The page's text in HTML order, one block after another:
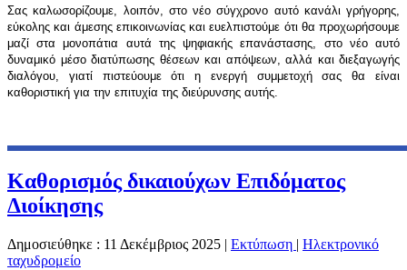
Σας καλωσορίζουμε, λοιπόν, στο νέο σύγχρονο αυτό κανάλι γρήγορης,
εύκολης και άμεσης επικοινωνίας και ευελπιστούμε ότι θα προχωρήσουμε
μαζί στα μονοπάτια αυτά της ψηφιακής επανάστασης, στο νέο αυτό
δυναμικό μέσο διατύπωσης θέσεων και απόψεων, αλλά και διεξαγωγής
διαλόγου, γιατί πιστεύουμε ότι η ενεργή συμμετοχή σας θα είναι
καθοριστική για την επιτυχία της διεύρυνσης αυτής.
Καθορισμός δικαιούχων Επιδόματος
Διοίκησης
Δημοσιεύθηκε : 11 Δεκέμβριος 2025 | Εκτύπωση | Ηλεκτρονικό
ταχυδρομείο